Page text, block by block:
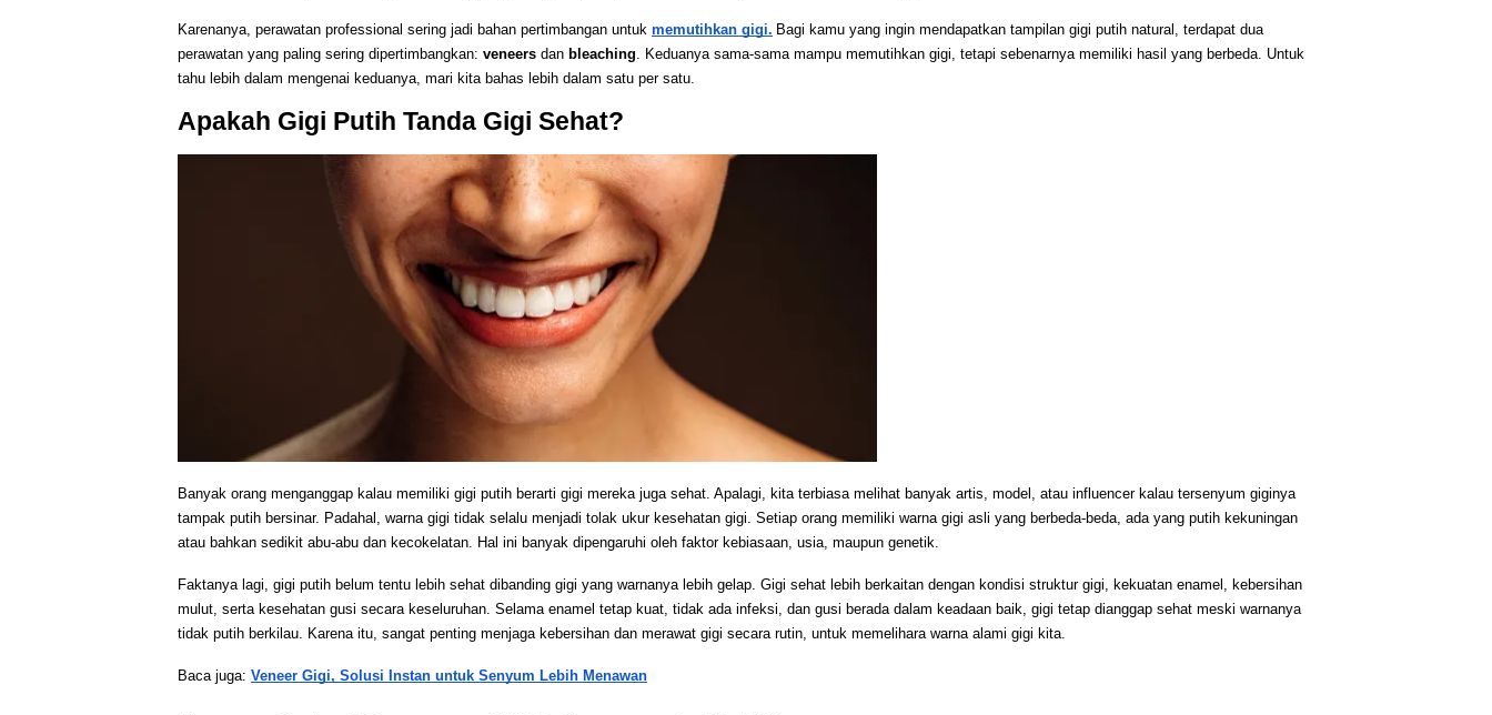
Karenanya, perawatan professional sering jadi bahan pertimbangan untuk memutihkan gigi. Bagi kamu yang ingin mendapatkan tampilan gigi putih natural, terdapat dua
perawatan yang paling sering dipertimbangkan: veneers dan bleaching. Keduanya sama-sama mampu memutihkan gigi, tetapi sebenarnya memiliki hasil yang berbeda. Untuk
tahu lebih dalam mengenai keduanya, mari kita bahas lebih dalam satu per satu.
Apakah Gigi Putih Tanda Gigi Sehat?
Banyak orang menganggap kalau memiliki gigi putih berarti gigi mereka juga sehat. Apalagi, kita terbiasa melihat banyak artis, model, atau influencer kalau tersenyum giginya
tampak putih bersinar. Padahal, warna gigi tidak selalu menjadi tolak ukur kesehatan gigi. Setiap orang memiliki warna gigi asli yang berbeda-beda, ada yang putih kekuningan
atau bahkan sedikit abu-abu dan kecokelatan. Hal ini banyak dipengaruhi oleh faktor kebiasaan, usia, maupun genetik.
Faktanya lagi, gigi putih belum tentu lebih sehat dibanding gigi yang warnanya lebih gelap. Gigi sehat lebih berkaitan dengan kondisi struktur gigi, kekuatan enamel, kebersihan
mulut, serta kesehatan gusi secara keseluruhan. Selama enamel tetap kuat, tidak ada infeksi, dan gusi berada dalam keadaan baik, gigi tetap dianggap sehat meski warnanya
tidak putih berkilau. Karena itu, sangat penting menjaga kebersihan dan merawat gigi secara rutin, untuk memelihara warna alami gigi kita.
Baca juga: Veneer Gigi, Solusi Instan untuk Senyum Lebih Menawan